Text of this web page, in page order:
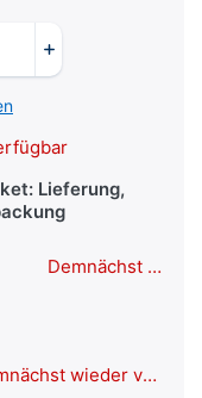
Lieferung,
Demnächst wieder verfügbar
wieder verfügbar